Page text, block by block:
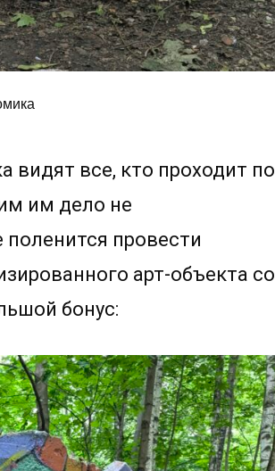
видят все, кто проходит по
им дело не
поленится провести
арт-объекта со
бонус: